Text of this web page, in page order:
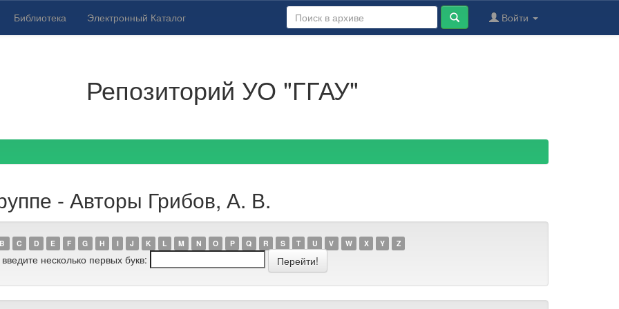
Библиотека Электронный Каталог Войти
Репозиторий УО "ГГАУ"
- Авторы Грибов, А. В.
B C D E F G H I J K L M N O P Q R S T U V W X Y Z
несколько первых букв: